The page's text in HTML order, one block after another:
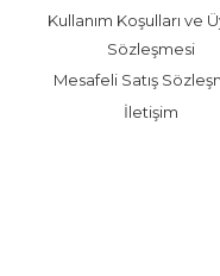
Kullanım Koşulları ve
Sözleşmesi
Mesafeli Satış
İletişim